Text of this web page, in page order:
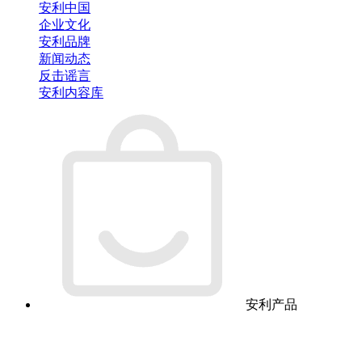
安利中国
企业文化
安利品牌
新闻动态
反击谣言
安利内容库
安利产品